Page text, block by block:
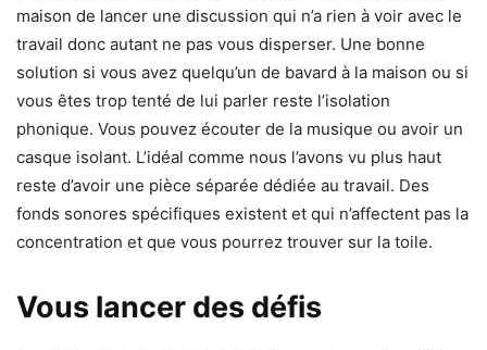
maison de lancer une discussion qui n’a rien à voir avec le
travail donc autant ne pas vous disperser. Une bonne
solution si vous avez quelqu’un de bavard à la maison ou si
vous êtes trop tenté de lui parler reste l’isolation
phonique. Vous pouvez écouter de la musique ou avoir un
casque isolant. L’idéal comme nous l’avons vu plus haut
reste d’avoir une pièce séparée dédiée au travail. Des
fonds sonores spécifiques existent et qui n’affectent pas la
concentration et que vous pourrez trouver sur la toile.
Vous lancer des défis